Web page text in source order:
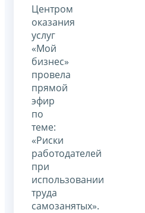
Центром
оказания
услуг
«Мой
бизнес»
провела
прямой
эфир
по
теме:
«Риски
работодателей
при
использовании
труда
самозанятых».